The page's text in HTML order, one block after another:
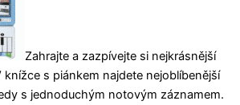
Zahrajte a zazpívejte si nejkrásnější
s piánkem najdete nejoblíbenější
s jednoduchým notovým záznamem.